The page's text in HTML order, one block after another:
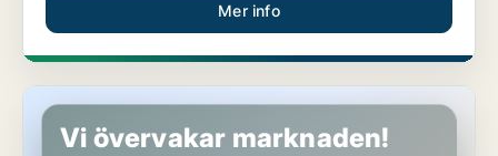
Mer info
Lägenhet i Kalmar
Vi övervakar marknaden!